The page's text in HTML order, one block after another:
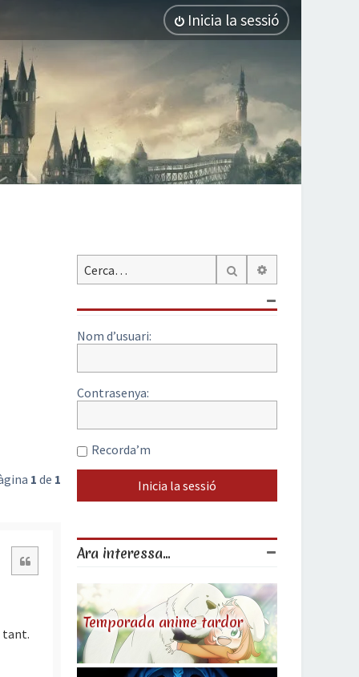
Inicia la sessió
1 de 1
tant.
Cerca
Nom d’usuari:
Contrasenya:
Recorda’m
Ara interessa...
Temporada anime tardor